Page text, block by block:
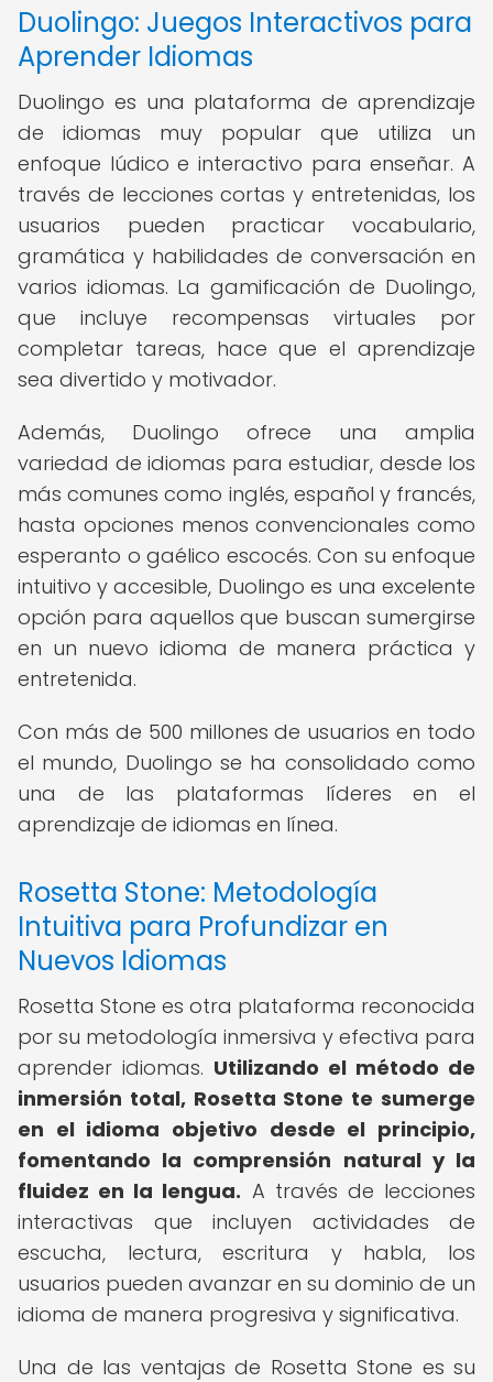
Duolingo: Juegos Interactivos para
Aprender Idiomas
Duolingo es una plataforma de aprendizaje
de idiomas muy popular que utiliza un
enfoque lúdico e interactivo para enseñar. A
través de lecciones cortas y entretenidas, los
usuarios pueden practicar vocabulario,
gramática y habilidades de conversación en
varios idiomas. La gamificación de Duolingo,
que incluye recompensas virtuales por
completar tareas, hace que el aprendizaje
sea divertido y motivador.
Además, Duolingo ofrece una amplia
variedad de idiomas para estudiar, desde los
más comunes como inglés, español y francés,
hasta opciones menos convencionales como
esperanto o gaélico escocés. Con su enfoque
intuitivo y accesible, Duolingo es una excelente
opción para aquellos que buscan sumergirse
en un nuevo idioma de manera práctica y
entretenida.
Con más de 500 millones de usuarios en todo
el mundo, Duolingo se ha consolidado como
una de las plataformas líderes en el
aprendizaje de idiomas en línea.
Rosetta Stone: Metodología
Intuitiva para Profundizar en
Nuevos Idiomas
Rosetta Stone es otra plataforma reconocida
por su metodología inmersiva y efectiva para
aprender idiomas. Utilizando el método de
inmersión total, Rosetta Stone te sumerge
en el idioma objetivo desde el principio,
fomentando la comprensión natural y la
fluidez en la lengua. A través de lecciones
interactivas que incluyen actividades de
escucha, lectura, escritura y habla, los
usuarios pueden avanzar en su dominio de un
idioma de manera progresiva y significativa.
Una de las ventajas de Rosetta Stone es su